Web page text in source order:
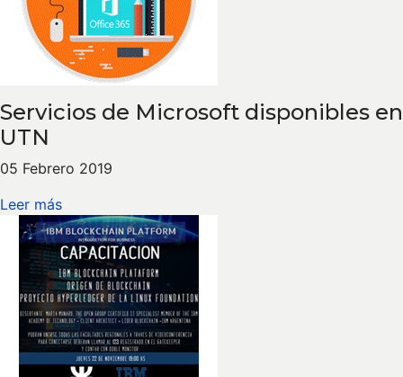
Servicios de Microsoft disponibles en
UTN
05 Febrero 2019
Leer más